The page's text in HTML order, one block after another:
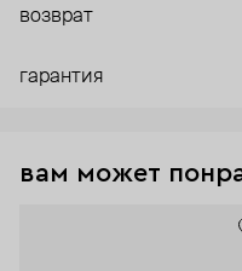
возврат
гарантия
вам может